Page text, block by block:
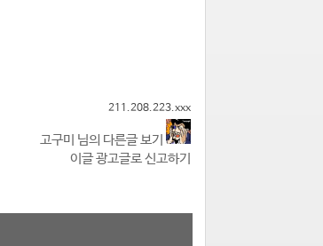
211.208.223.xxx
고구미 님의 다른글 보기
이글 광고글로 신고하기